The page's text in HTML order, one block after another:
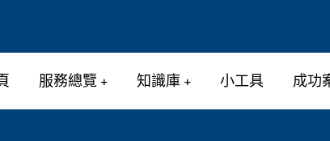
服務總覽 知識庫 小工具 成功